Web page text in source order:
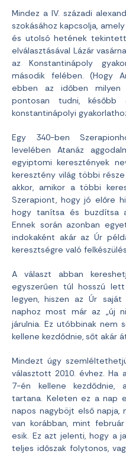
Mindez a IV. századi
szokásához kapcsolja,
és utolsó hetének
elválasztásával Lázár
az Konstantinápoly
második felében. (Hogy
ebben az időben milyen
pontosan tudni, később
konstantinápolyi
Egy 340-ben
levelében Atanáz
egyiptomi keresztények
keresztény világ többi
akkor, amikor a többi
Szerapiont, hogy jó előre
hogy tanítsa és buzdítsa
Ennek során azonban
indokaként akár az Úr
keresztségre való
A választ abban
egyszerűen túl hosszú
legyen, hiszen az Úr
naphoz most már az „új
járulnia. Ez utóbbinak nem
kellene kezdődnie, sőt akár
Mindezt úgy
választott 2010. évhez. Ha
7-én kellene kezdődnie,
tartana. Keleten ez a nap
napos nagyböjt első napja,
van korábban, mint
esik. Ez azt jelenti, hogy a
teljes időszak folytonos,